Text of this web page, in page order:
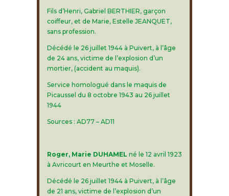
Fils d’Henri, Gabriel BERTHIER, garçon
coiffeur, et de Marie, Estelle JEANQUET,
sans profession.
Décédé le 26 juillet 1944 à Puivert, à l’âge
de 24 ans, victime de l’explosion d’un
mortier, (accident au maquis).
Service homologué dans le maquis de
Picaussel du 8 octobre 1943 au 26 juillet
1944
Sources : AD77 – AD11
Roger, Marie DUHAMEL né le 12 avril 1923
à Avricourt en Meurthe et Moselle.
Décédé le 26 juillet 1944 à Puivert, à l’âge
de 21 ans, victime de l’explosion d’un